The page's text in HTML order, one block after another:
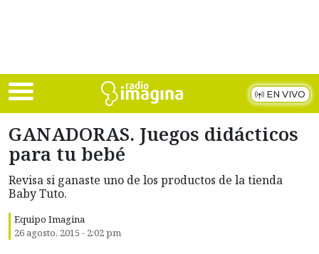
EN VIVO
GANADORAS. Juegos didácticos
para tu bebé
Revisa si ganaste uno de los productos de la tienda
Baby Tuto.
Equipo Imagina
26 agosto, 2015 - 2:02 pm